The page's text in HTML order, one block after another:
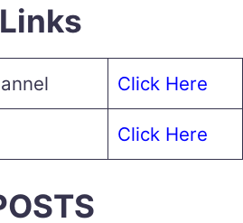
Click Here
Click Here